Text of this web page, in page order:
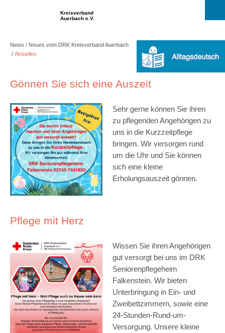
Kreisverband
Auerbach e.V.
News
Neues vom DRK Kreisverband Auerbach
Aktuelles
Gönnen Sie sich eine Auszeit
Sehr gerne können Sie ihren
zu pflegenden Angehörigen zu
uns in die Kurzzeitpflege
bringen. Wir versorgen rund
um die Uhr und Sie können
sich eine kleine
Erholungsauszeit gönnen.
Pflege mit Herz
Wissen Sie ihren Angehörigen
gut versorgt bei uns im DRK
Seniorenpflegeheim
Falkenstein. Wir bieten
Unterbringung in Ein- und
Zweibettzimmern, sowie eine
24-Stunden-Rund-um-
Versorgung. Unsere kleine